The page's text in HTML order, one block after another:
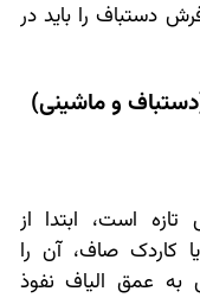
دستباف را باید در
و ماشینی)
است، ابتدا از
کاردک صاف، آن را
به عمق الیاف نفوذ